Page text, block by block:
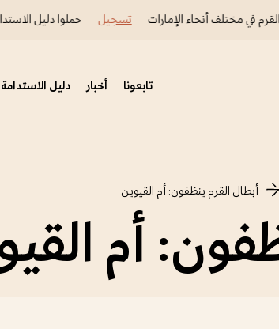
في مختلف أنحاء الإمارات تسجيل حملوا دليل
دليل الاستدامة أخبار تابعونا
أبطال القرم ينظفون: أم القيوين
أم